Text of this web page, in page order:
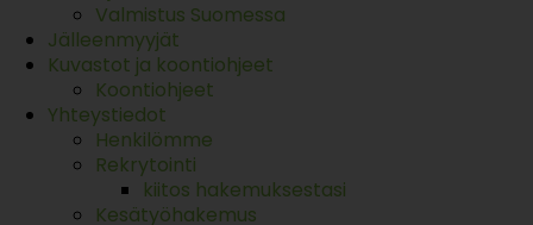
Valmistus Suomessa
Jälleenmyyjät
Kuvastot ja koontiohjeet
Koontiohjeet
Yhteystiedot
Henkilömme
Rekrytointi
kiitos hakemuksestasi
Kesätyöhakemus